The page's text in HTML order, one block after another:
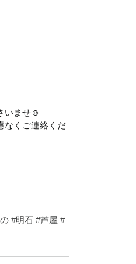
いませ☺
なくご連絡くだ
#明石 #芦屋 #